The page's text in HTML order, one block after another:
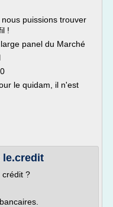
puissions trouver
!
panel du Marché
le quidam, il n'est
le.credit
crédit ?